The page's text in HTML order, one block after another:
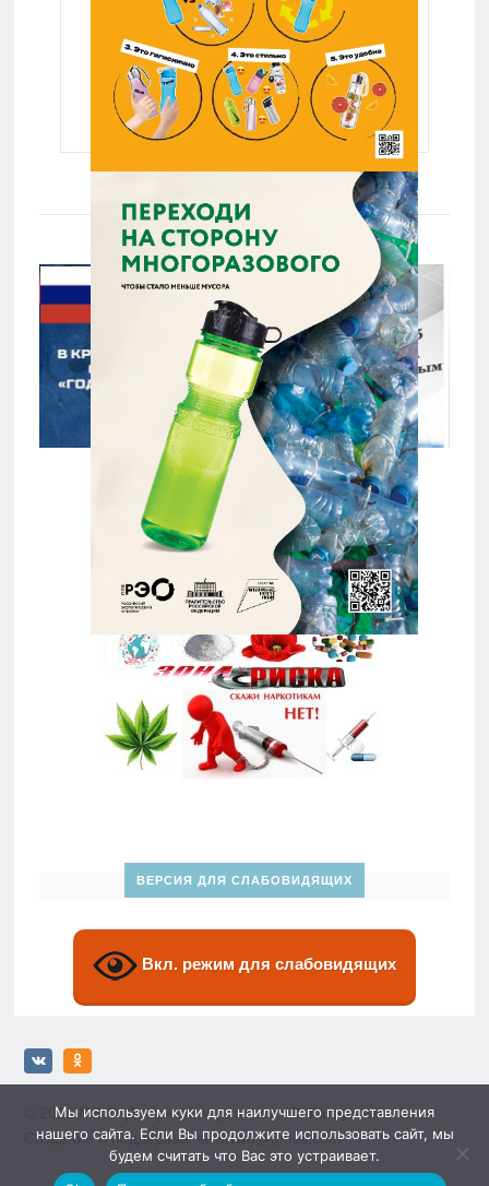
ВЕРСИЯ ДЛЯ СЛАБОВИДЯЩИХ
Вкл. режим для слабовидящих
© 2026 МБУ «Дворец спорта» им. Ю. Гагарина»
Создание и поддержка: sewwwa@gmail.com
Мы используем куки для наилучшего представления
нашего сайта. Если Вы продолжите использовать сайт, мы
будем считать что Вас это устраивает.